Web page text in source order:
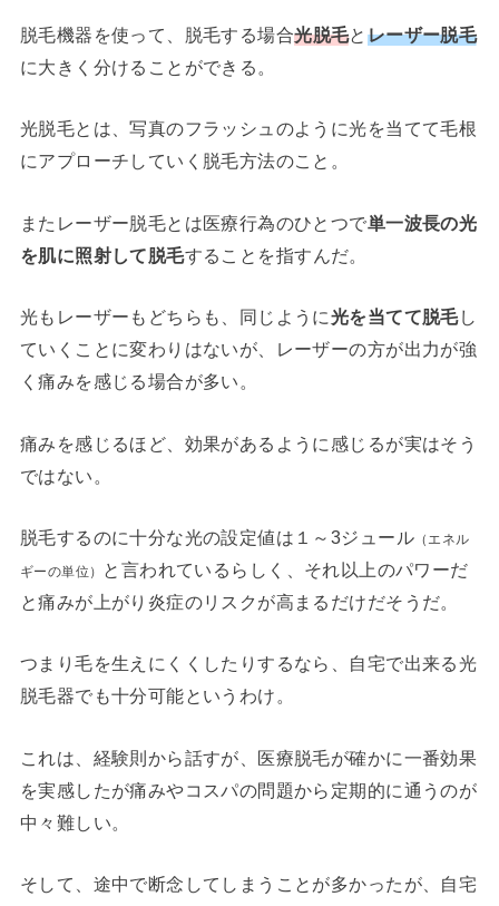
脱毛機器を使って、脱毛する場合光脱毛と レーザー脱毛
に大きく分けることができる。
光脱毛とは、写真のフラッシュのように光を当てて毛根
にアプローチしていく脱毛方法のこと。
またレーザー脱毛とは医療行為のひとつで単一波長の光
を肌に照射して脱毛することを指すんだ。
光もレーザーもどちらも、同じように光を当てて脱毛し
ていくことに変わりはないが、レーザーの方が出力が強
く痛みを感じる場合が多い。
痛みを感じるほど、効果があるように感じるが実はそう
ではない。
脱毛するのに十分な光の設定値は１～3ジュール（エネル
ギーの単位）
と言われているらしく、それ以上のパワーだ
と痛みが上がり炎症のリスクが高まるだけだそうだ。
つまり毛を生えにくくしたりするなら、自宅で出来る光
脱毛器でも十分可能というわけ。
これは、経験則から話すが、医療脱毛が確かに一番効果
を実感したが痛みやコスパの問題から定期的に通うのが
中々難しい。
そして、途中で断念してしまうことが多かったが、自宅